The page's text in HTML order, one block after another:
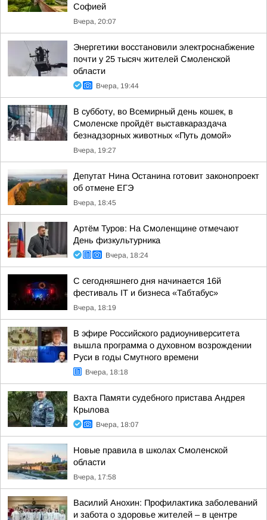
Софией
Вчера, 20:07
Энергетики восстановили электроснабжение
почти у 25 тысяч жителей Смоленской
области
Вчера, 19:44
В субботу, во Всемирный день кошек, в
Смоленске пройдёт выставкараздача
безнадзорных животных «Путь домой»
Вчера, 19:27
Депутат Нина Останина готовит законопроект
об отмене ЕГЭ
Вчера, 18:45
Артём Туров: На Смоленщине отмечают
День физкультурника
Вчера, 18:24
С сегодняшнего дня начинается 16й
фестиваль IT и бизнеса «Табтабус»
Вчера, 18:19
В эфире Российского радиоуниверситета
вышла программа о духовном возрождении
Руси в годы Смутного времени
Вчера, 18:18
Вахта Памяти судебного пристава Андрея
Крылова
Вчера, 18:07
Новые правила в школах Смоленской
области
Вчера, 17:58
Василий Анохин: Профилактика заболеваний
и забота о здоровье жителей – в центре